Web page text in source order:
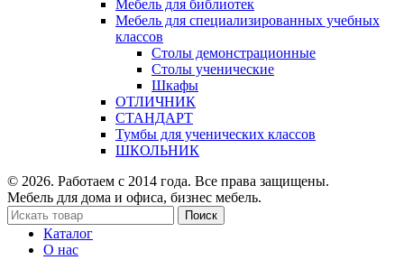
Мебель для библиотек
Мебель для специализированных учебных
классов
Столы демонстрационные
Столы ученические
Шкафы
ОТЛИЧНИК
СТАНДАРТ
Тумбы для ученических классов
ШКОЛЬНИК
© 2026. Работаем с 2014 года. Все права защищены.
Мебель для дома и офиса, бизнес мебель.
Поиск
Каталог
О нас